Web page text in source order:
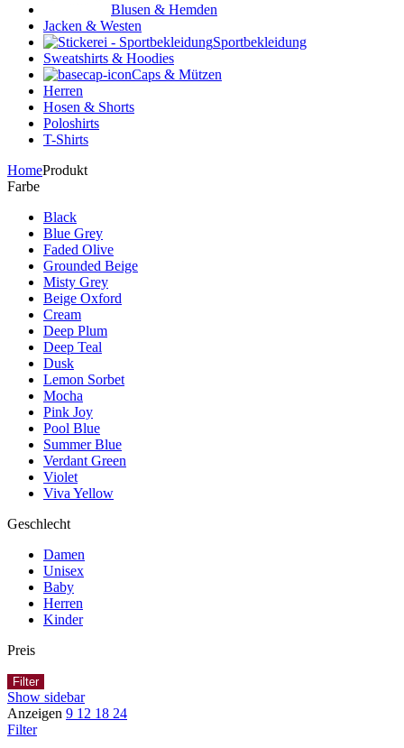
Blusen & Hemden
Jacken & Westen
Sportbekleidung
Sweatshirts & Hoodies
Caps & Mützen
Herren
Hosen & Shorts
Poloshirts
T-Shirts
HomeProdukt
Farbe
Black
Blue Grey
Faded Olive
Grounded Beige
Misty Grey
Beige Oxford
Cream
Deep Plum
Deep Teal
Dusk
Lemon Sorbet
Mocha
Pink Joy
Pool Blue
Summer Blue
Verdant Green
Violet
Viva Yellow
Geschlecht
Damen
Unisex
Baby
Herren
Kinder
Preis
Filter
Show sidebar
Anzeigen 9 12 18 24
Filter